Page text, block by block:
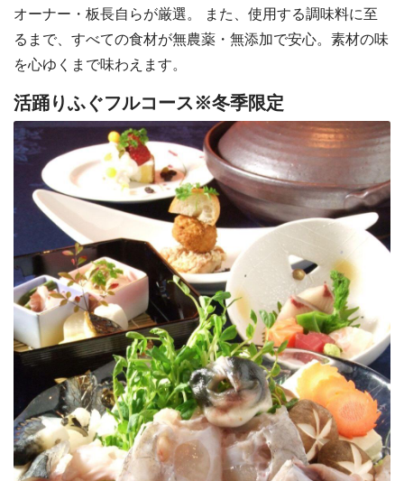
オーナー・板長自らが厳選。 また、使用する調味料に至
るまで、すべての食材が無農薬・無添加で安心。素材の味
を心ゆくまで味わえます。
活踊りふぐフルコース※冬季限定